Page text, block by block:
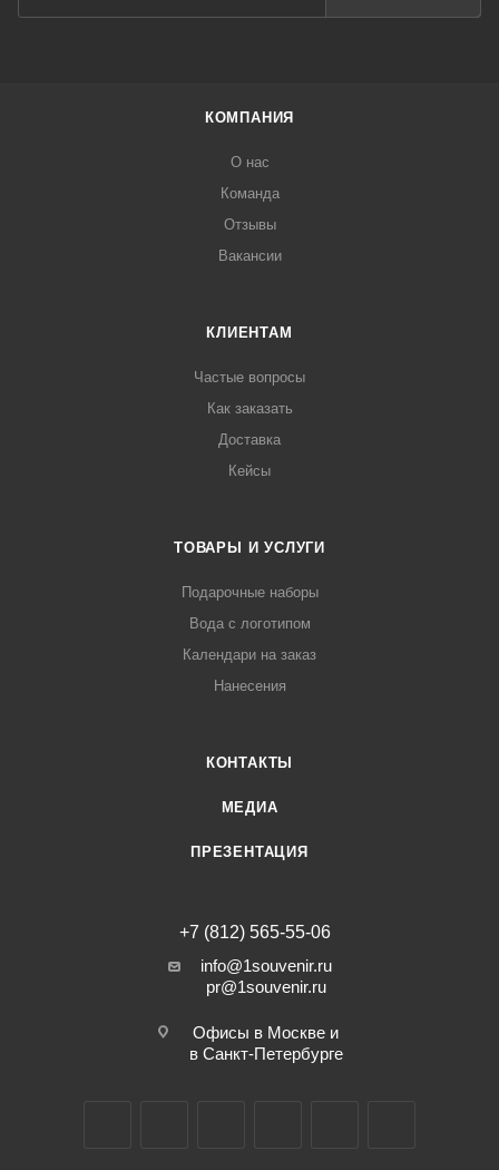
КОМПАНИЯ
О нас
Команда
Отзывы
Вакансии
КЛИЕНТАМ
Частые вопросы
Как заказать
Доставка
Кейсы
ТОВАРЫ И УСЛУГИ
Подарочные наборы
Вода с логотипом
Календари на заказ
Нанесения
КОНТАКТЫ
МЕДИА
ПРЕЗЕНТАЦИЯ
+7 (812) 565-55-06
info@1souvenir.ru
pr@1souvenir.ru
Офисы в Москве и
в Санкт-Петербурге